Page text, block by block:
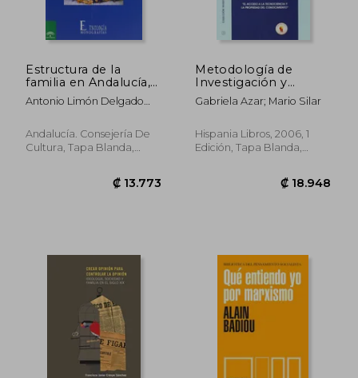
₡ 32.635 ₡
Estructura de la
familia en Andalucía,
la. regimen de
residencia yregimen
Antonio Limón Delgado
Andalucía. Consejería De
Cultura, Tapa Blanda,
Metodología de
Investigación y
Técnicas Para la
Elaboración de Tesis
Gabriela Azar; Mario Silar
Hispania Libros, 2006, 1
Edición, Tapa Blanda,